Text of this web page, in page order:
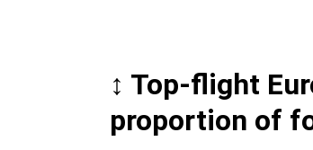
↕️ Top-flight
proportion of